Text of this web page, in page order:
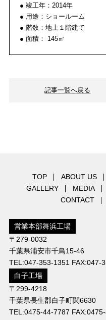
● 竣工年：2014年
● 用途：ショールーム
● 階数：地上１階建て
● 面積： 145㎡
記事一覧へ戻る
TOP ABOUT US
GALLERY
MEDIA
CONTACT
営業本部舞浜工場
〒279-0032
千葉県浦安市千鳥15-46
TEL:047-353-1351 FAX:047-
白子工場
〒299-4218
千葉県長生郡白子町関6630
TEL:0475-44-7787